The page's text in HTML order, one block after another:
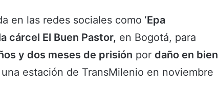
en las redes sociales como ‘Epa
cárcel El Buen Pastor, en Bogotá, para
y dos meses de prisión por daño en bien
estación de TransMilenio en noviembre